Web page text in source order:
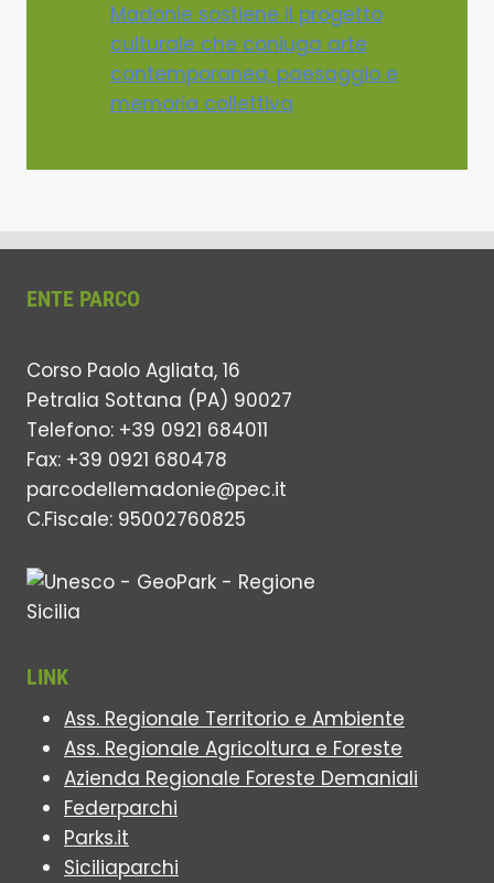
Madonie sostiene il progetto
culturale che coniuga arte
contemporanea, paesaggio e
memoria collettiva
ENTE PARCO
Corso Paolo Agliata, 16
Petralia Sottana (PA) 90027
Telefono: +39 0921 684011
Fax: +39 0921 680478
parcodellemadonie@pec.it
C.Fiscale: 95002760825
LINK
Ass. Regionale Territorio e Ambiente
Ass. Regionale Agricoltura e Foreste
Azienda Regionale Foreste Demaniali
Federparchi
Parks.it
Siciliaparchi